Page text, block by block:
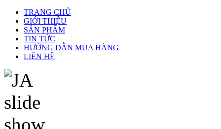
TRANG CHỦ
GIỚI THIỆU
SẢN PHẨM
TIN TỨC
HƯỚNG DẪN MUA HÀNG
LIÊN HỆ